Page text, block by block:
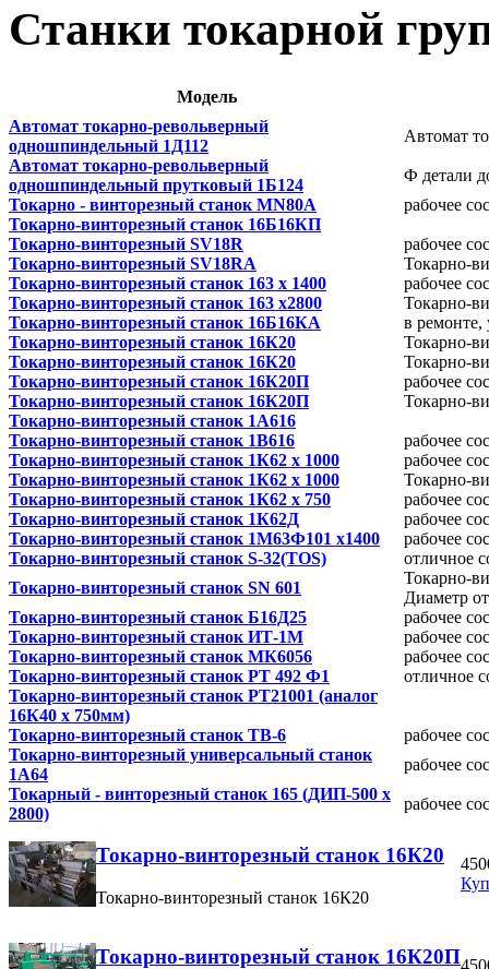
Станки токарной
Модель
Автомат токарно-револьверный
одношпиндельный 1Д112
Автомат
Автомат токарно-револьверный
одношпиндельный прутковый 1Б124
Ф детали
Токарно - винторезный станок MN80A
рабочее
Токарно-винторезный cтанок 16Б16КП
Токарно-винторезный SV18R
рабочее
Токарно-винторезный SV18RA
Токарно-
Токарно-винторезный станок 163 х 1400
рабочее
Токарно-винторезный станок 163 х2800
Токарно-
Токарно-винторезный станок 16Б16КА
в ремонте,
Токарно-винторезный станок 16К20
Токарно-
Токарно-винторезный станок 16К20
Токарно-
Токарно-винторезный станок 16К20П
рабочее
Токарно-винторезный станок 16К20П
Токарно-
Токарно-винторезный станок 1А616
Токарно-винторезный станок 1В616
рабочее
Токарно-винторезный станок 1К62 х 1000
рабочее
Токарно-винторезный станок 1К62 х 1000
Токарно-
Токарно-винторезный станок 1К62 х 750
рабочее
Токарно-винторезный станок 1К62Д
рабочее
Токарно-винторезный станок 1М63Ф101 х1400
рабочее
Токарно-винторезный станок S-32(TOS)
отличное
Токарно-винторезный станок SN 601
Токарно-
Диаметр
Токарно-винторезный станок Б16Д25
рабочее
Токарно-винторезный станок ИТ-1М
рабочее
Токарно-винторезный станок МК6056
рабочее
Токарно-винторезный станок РТ 492 Ф1
отличное
Токарно-винторезный станок РТ21001 (аналог
16К40 х 750мм)
Токарно-винторезный станок ТВ-6
рабочее
Токарно-винторезный универсальный станок
1А64
рабочее
Токарный - винторезный станок 165 (ДИП-500 х
2800)
рабочее
Токарно-винторезный станок 16К20
Токарно-винторезный станок 16К20
Токарно-винторезный станок 16К20П